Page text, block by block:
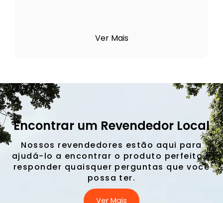
Ver Mais
Encontrar um Revendedor Local
Nossos revendedores estão aqui para
ajudá-lo a encontrar o produto perfeito e
responder quaisquer perguntas que você
possa ter.
Ver Mais